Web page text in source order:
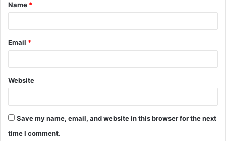
*
Name *
Email *
Website
Save my name, email, and website in this browser for the next
time I comment.